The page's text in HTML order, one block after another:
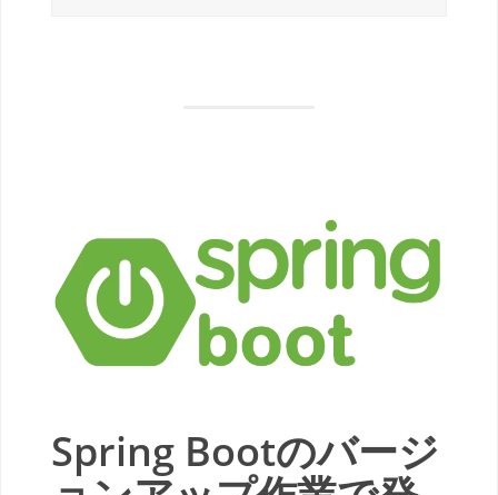
Spring Bootのバージ